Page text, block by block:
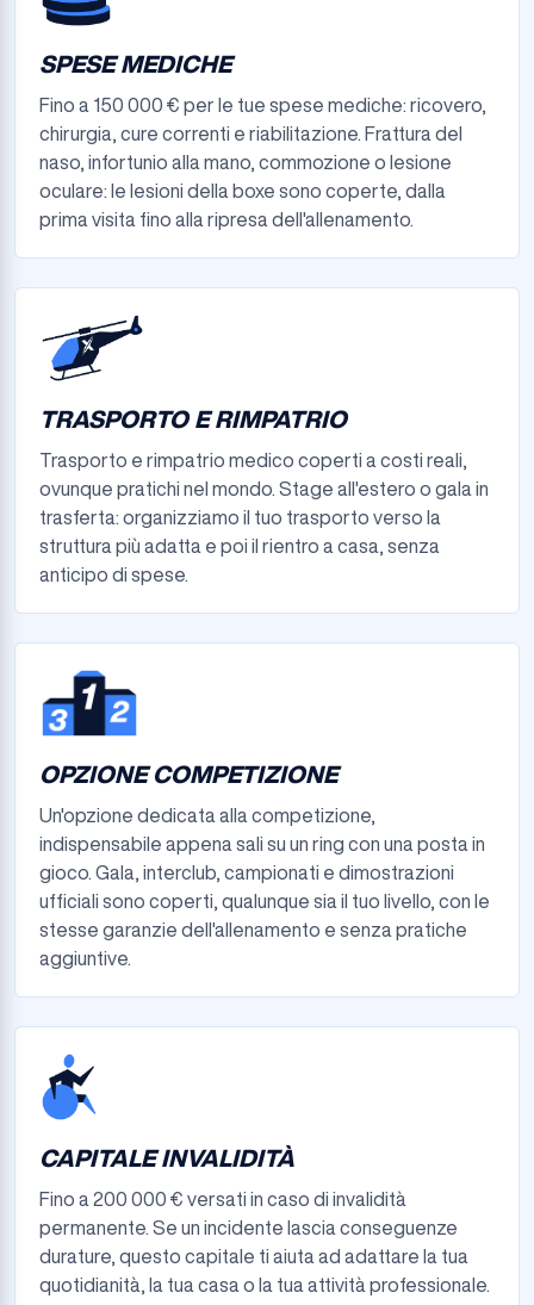
SPESE MEDICHE
Fino a 150 000 € per le tue spese mediche: ricovero,
chirurgia, cure correnti e riabilitazione. Frattura del
naso, infortunio alla mano, commozione o lesione
oculare: le lesioni della boxe sono coperte, dalla
prima visita fino alla ripresa dell'allenamento.
TRASPORTO E RIMPATRIO
Trasporto e rimpatrio medico coperti a costi reali,
ovunque pratichi nel mondo. Stage all'estero o gala in
trasferta: organizziamo il tuo trasporto verso la
struttura più adatta e poi il rientro a casa, senza
anticipo di spese.
OPZIONE COMPETIZIONE
Un'opzione dedicata alla competizione,
indispensabile appena sali su un ring con una posta in
gioco. Gala, interclub, campionati e dimostrazioni
ufficiali sono coperti, qualunque sia il tuo livello, con le
stesse garanzie dell'allenamento e senza pratiche
aggiuntive.
CAPITALE INVALIDITÀ
Fino a 200 000 € versati in caso di invalidità
permanente. Se un incidente lascia conseguenze
durature, questo capitale ti aiuta ad adattare la tua
quotidianità, la tua casa o la tua attività professionale.